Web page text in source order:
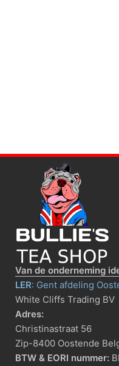
Van de onderneming
LER: Gent afdeling
White Cliffs Trading BV
Adres:
Christinastraat 56
Zip-8400 Oostende
BTW & EORI nummer: